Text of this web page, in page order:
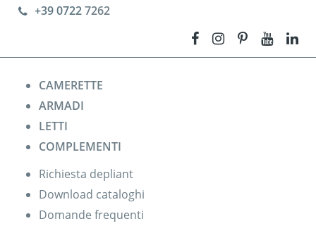
+39 07227262
CAMERETTE
ARMADI
LETTI
COMPLEMENTI
Richiesta depliant
Download cataloghi
Domande frequenti